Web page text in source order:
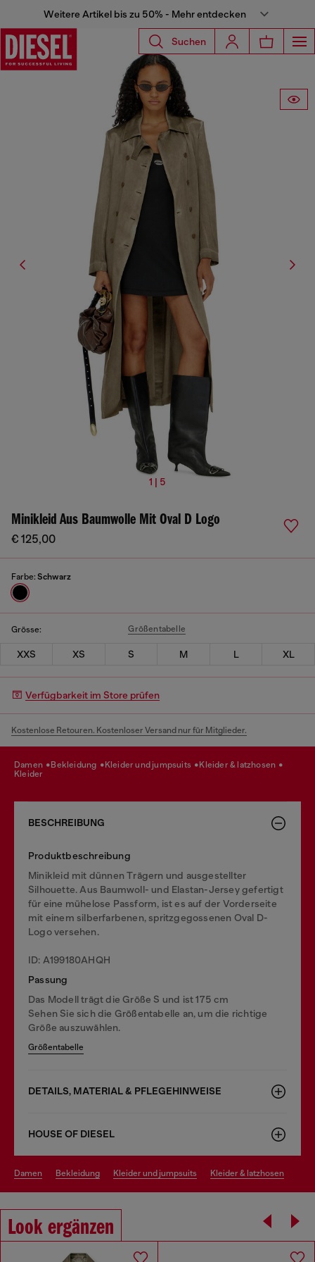
Weitere Artikel bis zu 50% - Mehr entdecken
Suchen
1 | 5
Minikleid Aus Baumwolle Mit Oval D Logo
€ 125,00
Farbe: Schwarz
Grösse: Größentabelle
XXS XS S M L XL
Verfügbarkeit im Store prüfen
Kostenlose Retouren. Kostenloser Versand nur für Mitglieder.
damen bekleidung kleider und jumpsuits
kleider & latzhosen
kleider
BESCHREIBUNG
Produktbeschreibung
Minikleid mit dünnen Trägern und ausgestellter
Silhouette. Aus Baumwoll- und Elastan-Jersey gefertigt
für eine mühelose Passform, ist es auf der Vorderseite
mit einem silberfarbenen, spritzgegossenen Oval D-
Logo versehen.
ID: A199180AHQH
Passung
Das Modell trägt die Größe S und ist 175 cm
Sehen Sie sich die Größentabelle an, um die richtige
Größe auszuwählen.
Größentabelle
DETAILS, MATERIAL & PFLEGEHINWEISE
HOUSE OF DIESEL
damen bekleidung kleider und jumpsuits kleider & latzhosen
Look ergänzen